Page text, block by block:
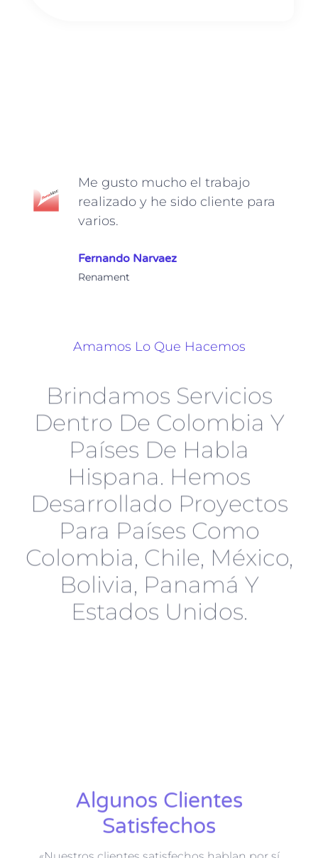
Amamos Lo Que Hacemos
Brindamos Servicios
Dentro De Colombia Y
Países De Habla
Hispana. Hemos
Desarrollado Proyectos
Para Países Como
Colombia, Chile, México,
Bolivia, Panamá Y
Estados Unidos.
Me gusto mucho el trabajo
realizado y he sido cliente para
varios.
Fernando Narvaez
Renament
Algunos Clientes
Satisfechos